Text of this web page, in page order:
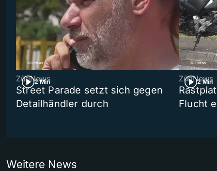
2 Min
ZüriNews
Street Parade setzt sich gegen
Detailhändler durch
2 Min
ZüriNews
Flucht
Weitere News